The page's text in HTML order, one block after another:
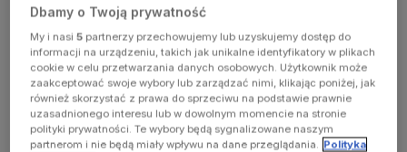
has
occurred
(see the
browser
Dbamy o Twoją prywatność
My i nasi5 partnerzy przechowujemy lub uzyskujemy dostęp do
informacji na urządzeniu, takich jak unikalne identyfikatory w plikach
cookie w celu przetwarzania danych osobowych. Użytkownik może
zaakceptować swoje wybory lub zarządzać nimi, klikając poniżej, jak
również skorzystać z prawa do sprzeciwu na podstawie prawnie
uzasadnionego interesu lub w dowolnym momencie na stronie
polityki prywatności. Te wybory będą sygnalizowane naszym
partnerom i nie będą miały wpływu na dane przeglądania. Polityka